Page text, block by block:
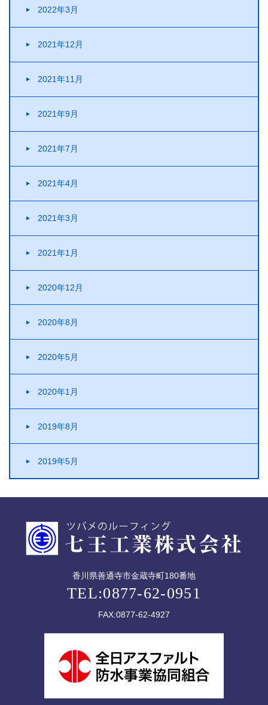
2022年3月
2021年12月
2021年11月
2021年9月
2021年7月
2021年4月
2021年3月
2021年1月
2020年12月
2020年8月
2020年5月
2020年1月
2019年8月
2019年5月
香川県善通寺市金蔵寺町180番地
TEL:0877-62-0951
FAX:0877-62-4927